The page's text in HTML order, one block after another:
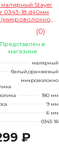
Stayer
0343-18 d40мм
(0)
Представлен в
магазине
малярный
белый,оранжевый
микроволокно
180 мм
9 мм
6 мм
0343-18
₽